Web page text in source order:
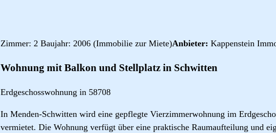
Zimmer: 2 Baujahr: 2006 (Immobilie zur Miete)Anbieter: Kappenstein
Wohnung mit Balkon und Stellplatz in Schwitten
Erdgeschosswohnung in 58708
In Menden-Schwitten wird eine gepflegte Vierzimmerwohnung im
vermietet. Die Wohnung verfügt über eine praktische Raumaufteilung und